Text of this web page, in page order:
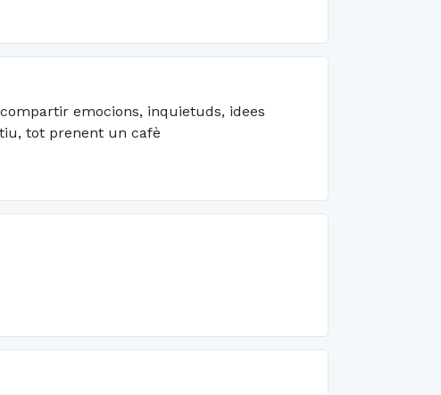
emocions, inquietuds, idees
tot prenent un cafè